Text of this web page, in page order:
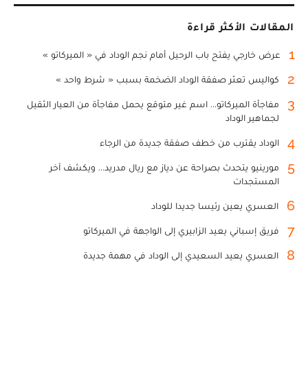
المقالات الأكثر قراءة
1 عرض خارجي يفتح باب الرحيل أمام نجم الوداد في « الميركاتو »
2 كواليس تعثر صفقة الوداد الضخمة بسبب « شرط واحد »
3
مفاجأة الميركاتو... اسم غير متوقع يحمل مفاجأة من العيار الثقيل
لجماهير الوداد
4 الوداد يقترب من خطف صفقة جديدة من الرجاء
5
مورينيو يتحدث بصراحة عن دياز مع ريال مدريد... ويكشف آخر
المستجدات
6 العسري يعين رئيسا جديدا للوداد
7 فريق إسباني يعيد الزابيري إلى الواجهة في الميركاتو
8 العسري يعيد السعيدي إلى الوداد في مهمة جديدة